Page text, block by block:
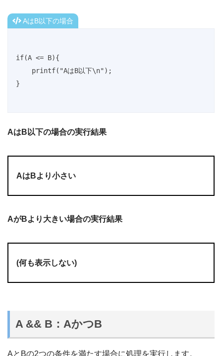
AはB以下の場合
if(A <= B){
}
AはB以下の場合の実行結果
AはBより小さい
AがBより大きい場合の実行結果
(何も表示しない)
A && B：AかつB
AとBの2つの条件を満たす場合に処理を実行します。